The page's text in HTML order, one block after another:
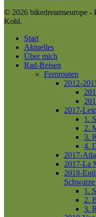
© 2026 bikedreamseurope -
Kohl.
Close
Menu
Start
Aktuelles
Über mich
Rad-Reisen
Fernrouten
2012-
2017-
1.
2.
3.
4.
2017-
2017-La
2018-
1.
2.
3.